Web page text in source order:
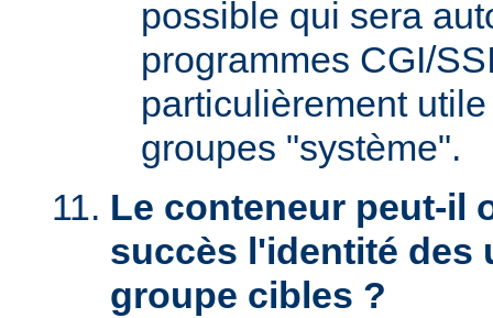
possible qui sera
programmes CGI/
particulièrement
groupes "système".
Le conteneur peut-il
succès l'identité des
groupe cibles ?